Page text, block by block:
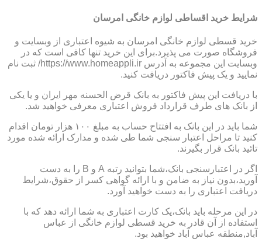
شرایط خرید اقساطی لوازم خانگی امرسان
خرید قسطی لوازم خانگی امرسان به شیوه اعتباری از وبسایت و
فروشگاه صورت می پذیرد.برای این خرید تنها کافی است که در
وبسایت این مجموعه به آدرس https://www.homeappli.ir/ ثبت نام
نمایید و یک پیش فاکتور دریافت کنید.
با دریافت این پیش فاکتور به بانک قرض الحسنه مهر ایران و یا یکی
از بانک های طرف قرارداد فروش اعتباری معرفی خواهید شد.
شما باید در این بانک به افتتاح حساب به مبلغ ۱۰۰ هزار تومان اقدام
کنید تا مراحل اعتبار سنجی شما طی شده و مدارک ارائه شده مورد
تائید بانک قرار بگیرند.
اگر در اعتبارسنجی بانک،شما بتوانید رتبه A و B را به دست
آورید،بدون نیاز به ضامن و با ارائه گواهی کسر از حقوق،شرایط
دریافت اعتباری را به دست خواهید آورد.
در این مرحله باید بانک،یک کارت اعتباری به شما ارائه دهد که با
استفاده از آن قادر به خرید قسطی لوازم خانگی از عباس
آباد,منطقه عباس آباد خواهید بود.